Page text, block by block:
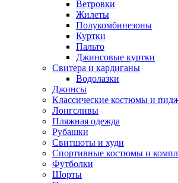
Ветровки
Жилеты
Полукомбинезоны
Куртки
Пальто
Джинсовые куртки
Свитера и кардиганы
Водолазки
Джинсы
Классические костюмы и
Лонгсливы
Пляжная одежда
Рубашки
Свитшоты и худи
Спортивные костюмы и
Футболки
Шорты